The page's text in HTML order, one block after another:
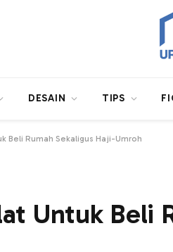
DESAIN TIPS
Beli Rumah Sekaligus Haji-Umroh
Untuk Beli